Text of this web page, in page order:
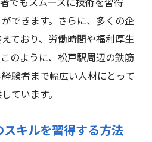
成長機会
しいチャンス
筋工コミュニティ
係なく挑戦できる鉄筋工の
でもスムーズに技術を習得
できます。さらに、多くの企
ており、労働時間や福利厚生
のように、松戸駅周辺の鉄筋
験者まで幅広い人材にとって
ています。
キルを習得する方法